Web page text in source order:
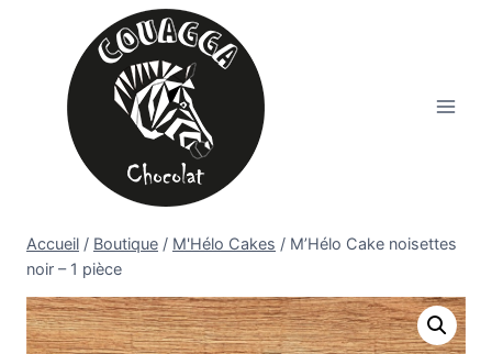
Accueil / Boutique / M'Hélo Cakes / M’Hélo Cake noisettes
noir – 1 pièce